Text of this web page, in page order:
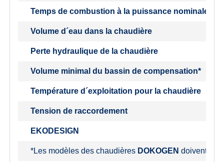
Temps de combustion à la puissance nominale
Volume d´eau dans la chaudière
Perte hydraulique de la chaudière
Volume minimal du bassin de compensation*
Température d´exploitation pour la chaudière
Tension de raccordement
EKODESIGN
*Les modèles des chaudières DOKOGEN doivent